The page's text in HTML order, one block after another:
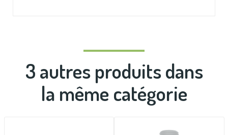
3 autres produits dans
la même catégorie